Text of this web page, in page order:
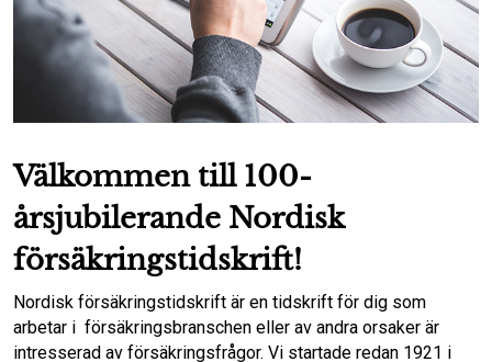
Välkommen till 100-
årsjubilerande Nordisk
försäkringstidskrift!
Nordisk försäkringstidskrift är en tidskrift för dig som
arbetar i försäkringsbranschen eller av andra orsaker är
intresserad av försäkringsfrågor. Vi startade redan 1921 i